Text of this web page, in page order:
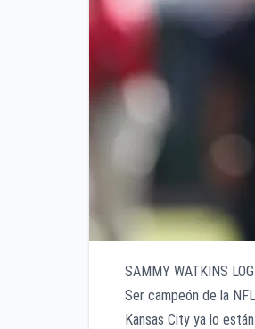
SAMMY WATKINS
Ser campeón de la
Kansas City ya lo